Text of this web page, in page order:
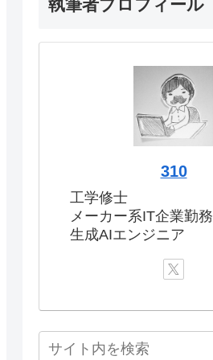
執筆者プロフィール
310
工学修士
メーカー系IT企業勤務
生成AIエンジニア